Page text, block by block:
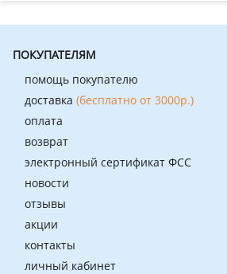
ПОКУПАТЕЛЯМ
помощь покупателю
доставка (бесплатно от 3000р.)
оплата
возврат
электронный сертификат ФСС
новости
отзывы
акции
контакты
личный кабинет